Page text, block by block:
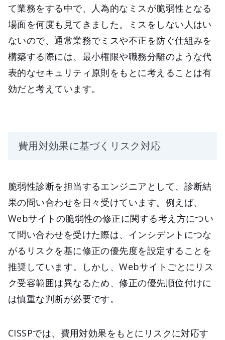
て業務をする中で、人為的なミスが脆弱性となる
場面を何度も見てきました。ミスをしない人はい
ないので、通常業務でミスや不正を防ぐ仕組みを
構築する際には、最小権限や職務分離のような代
表的なセキュリティ原則をもとに考えることは有
効だと考えています。
費用対効果に基づくリスク対応
脆弱性診断を担当するエンジニアとして、診断結
果の問い合わせを日々受けています。例えば、
Webサイトの脆弱性の修正に関する考え方につい
て問い合わせを受けた際は、インシデントにつな
がるリスクを基に修正の優先度を設定することを
推奨しています。しかし、Webサイトごとにリス
ク受容範囲は異なるため、修正の優先順位付けに
は慎重な判断が必要です。
CISSPでは、費用対効果をもとにリスクに対応す